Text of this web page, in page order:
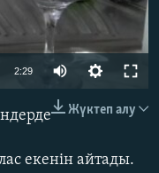
2:29
Жүктеп алу
екенін айтады.